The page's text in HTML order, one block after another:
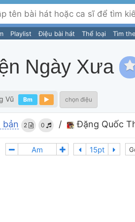
Playlist Điệu bài hát Thể loại Tìm
Ngày Xưa
Vũ Bm chọn điệu
bản 2 0 / Đặng Quốc